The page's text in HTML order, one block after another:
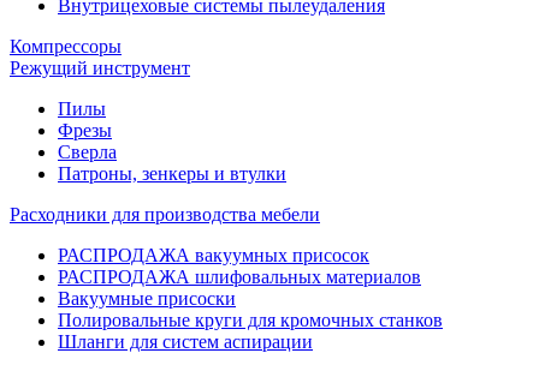
Внутрицеховые системы пылеудаления
Компрессоры
Режущий инструмент
Пилы
Фрезы
Сверла
Патроны, зенкеры и втулки
Расходники для производства мебели
РАСПРОДАЖА вакуумных присосок
РАСПРОДАЖА шлифовальных материалов
Вакуумные присоски
Полировальные круги для кромочных станков
Шланги для систем аспирации